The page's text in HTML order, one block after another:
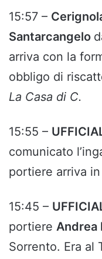
15:57 –
Santarcangelo
arriva con la
obbligo di
La Casa di C.
15:55 –
comunicato
portiere arriva
15:45 –
portiere Andrea
Sorrento. Era al